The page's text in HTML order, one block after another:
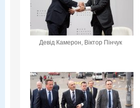
Девід Камерон, Віктор Пінчук